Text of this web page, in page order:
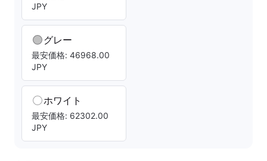
JPY
グレー
最安価格: 46968.00
JPY
ホワイト
最安価格: 62302.00
JPY